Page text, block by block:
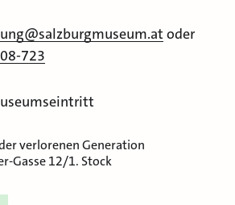
oder
723
verlorenen Generation
Gasse 12/1. Stock